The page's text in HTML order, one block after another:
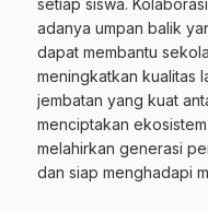
setiap siswa.
adanya umpan balik
dapat membantu
meningkatkan kualitas
jembatan yang kuat
menciptakan
melahirkan generasi
dan siap menghadapi